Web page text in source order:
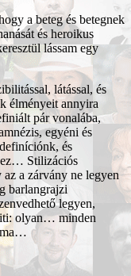
a beteg és betegnek
és heroikus
lássam egy
látással, és
élményeit annyira
pár vonalába,
egyéni és
és
Stilizációs
a zárvány ne legyen
barlangrajzi
legyen,
olyan… minden